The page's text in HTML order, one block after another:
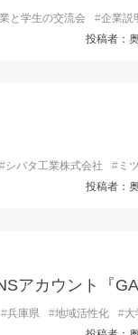
と学生の交流会 #企業説
投稿者：
#シバタ工業株式会社 # ミ
投稿者：
#兵庫県 #地域活性化 #大